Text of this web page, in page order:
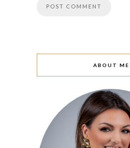
ABOUT ME